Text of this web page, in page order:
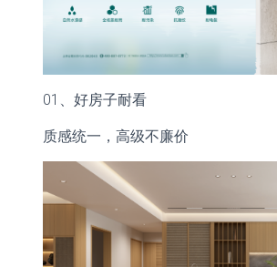
01、 好房子耐看
质感统一，高级不廉价